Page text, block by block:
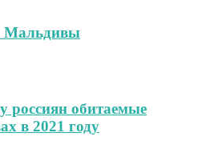
Мальдивы
россиян обитаемые
в 2021 году